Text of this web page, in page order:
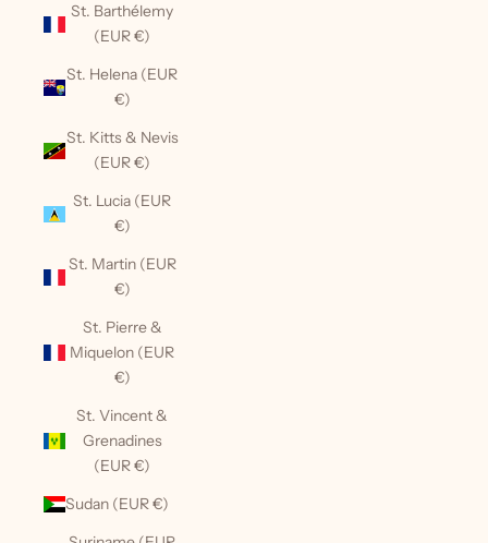
St. Barthélemy
(EUR €)
St. Helena (EUR
€)
St. Kitts & Nevis
(EUR €)
St. Lucia (EUR
€)
St. Martin (EUR
€)
St. Pierre &
Miquelon (EUR
€)
St. Vincent &
Grenadines
(EUR €)
Sudan (EUR €)